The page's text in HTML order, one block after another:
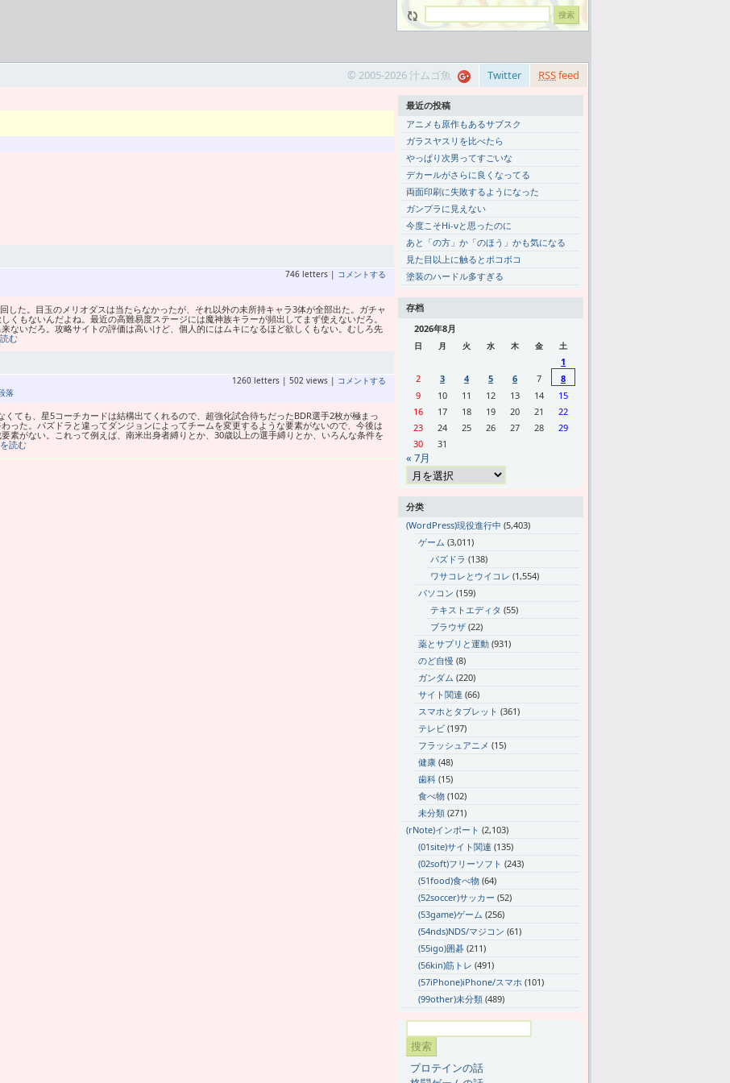
RSSfeed
Twitter
© 2005-2026 汁ムゴ魚
746 letters | コメントする
した。目玉のメリオダスは当たらなかったが、それ以外の未所持キャラ3体が全部出た。ガチャ
くもないんだよね。最近の高難易度ステージには魔神族キラーが頻出してまず使えないだろ。
ないだろ。攻略サイトの評価は高いけど、個人的にはムキになるほど欲しくもない。むしろ先
む
落
1260 letters | 502 views | コメントする
ても、星5コーチカードは結構出てくれるので、超強化試合待ちだったBDR選手2枚が極まっ
った。パズドラと違ってダンジョンによってチームを変更するような要素がないので、今後は
素がない。これって例えば、南米出身者縛りとか、30歳以上の選手縛りとか、いろんな条件を
読む
最近の投稿
アニメも原作もあるサブスク
ガラスヤスリを比べたら
やっぱり次男ってすごいな
デカールがさらに良くなってる
両面印刷に失敗するようになった
ガンプラに見えない
今度こそHi-νと思ったのに
あと「の方」か「のほう」かも気になる
見た目以上に触るとボコボコ
塗装のハードル多すぎる
存档
2026年8月
日 月 火 水 木 金 土
1
2
3 4 5 6 7
8
9
10 11 12 13 14
15
16
17 18 19 20 21
22
23
24 25 26 27 28
29
30
31
« 7月
分类
(WordPress)現役進行中 (5,403)
ゲーム (3,011)
パズドラ (138)
ワサコレとウイコレ (1,554)
パソコン (159)
テキストエディタ (55)
ブラウザ (22)
薬とサプリと運動 (931)
のど自慢 (8)
ガンダム (220)
サイト関連 (66)
スマホとタブレット (361)
テレビ (197)
フラッシュアニメ (15)
健康 (48)
歯科 (15)
食べ物 (102)
未分類 (271)
(rNote)インポート (2,103)
(01site)サイト関連 (135)
(02soft)フリーソフト (243)
(51food)食べ物 (64)
(52soccer)サッカー (52)
(53game)ゲーム (256)
(54nds)NDS/マジコン (61)
(55igo)囲碁 (211)
(56kin)筋トレ (491)
(57iPhone)iPhone/スマホ (101)
(99other)未分類 (489)
プロテインの話